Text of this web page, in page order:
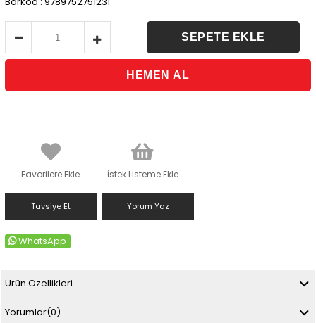
Favorilere Ekle İstek Listeme Ekle
Tavsiye Et Yorum Yaz
WhatsApp
Ürün Özellikleri
Yorumlar(0)